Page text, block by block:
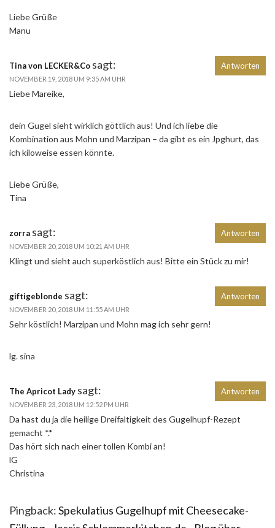
Liebe Grüße
Manu
Tina von LECKER&Co sagt:
NOVEMBER 19, 2018 UM 9:35 AM UHR
Liebe Mareike,
dein Gugel sieht wirklich göttlich aus! Und ich liebe die
Kombination aus Mohn und Marzipan – da gibt es ein Jpghurt, das
ich kiloweise essen könnte.
Liebe Grüße,
Tina
Antworten
zorra sagt:
NOVEMBER 20, 2018 UM 10:21 AM UHR
Klingt und sieht auch superköstlich aus! Bitte ein Stück zu mir!
Antworten
giftigeblonde sagt:
NOVEMBER 20, 2018 UM 11:55 AM UHR
Sehr köstlich! Marzipan und Mohn mag ich sehr gern!
lg. sina
Antworten
The Apricot Lady sagt:
NOVEMBER 23, 2018 UM 12:52 PM UHR
Da hast du ja die heilige Dreifaltigkeit des Gugelhupf-Rezept
gemacht *.*
Das hört sich nach einer tollen Kombi an!
lG
Christina
Antworten
Pingback:Spekulatius Gugelhupf mit Cheesecake-